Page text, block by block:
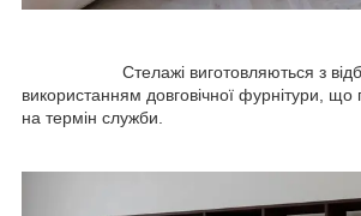
Стелажі виготовляються з
використанням довговічної фурнітури, що
на термін служби.